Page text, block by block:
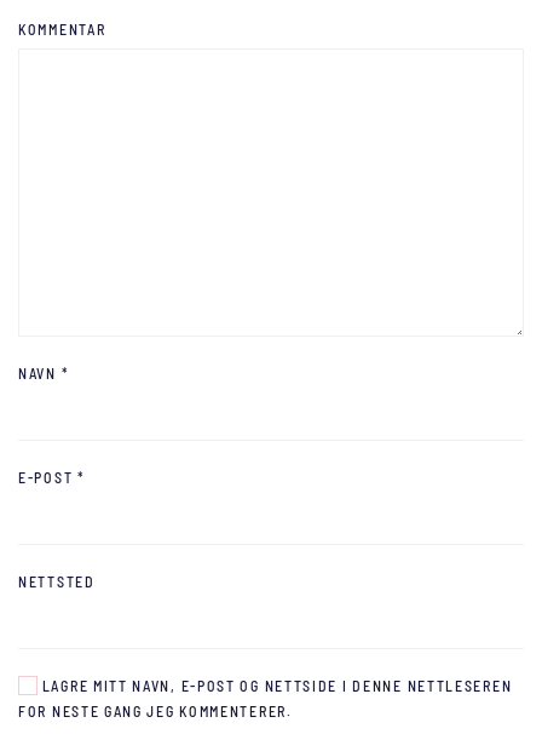
KOMMENTAR
NAVN *
E-POST *
NETTSTED
LAGRE MITT NAVN, E-POST OG NETTSIDE I DENNE NETTLESEREN
FOR NESTE GANG JEG KOMMENTERER.